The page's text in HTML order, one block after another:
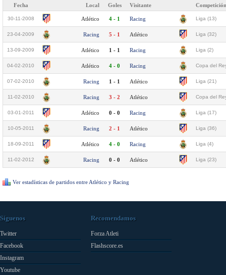
Fecha Local Goles Visitante Competición
30-11-2008 Atlético 4 - 1 Racing Liga (13)
23-04-2009 Racing 5 - 1 Atlético Liga (32)
13-09-2009 Atlético 1 - 1 Racing Liga (2)
04-02-2010 Atlético 4 - 0 Racing Copa del
07-02-2010 Racing 1 - 1 Atlético Liga (21)
11-02-2010 Racing 3 - 2 Atlético Copa del
03-01-2011 Atlético 0 - 0 Racing Liga (17)
10-05-2011 Racing 2 - 1 Atlético Liga (36)
18-09-2011 Atlético 4 - 0 Racing Liga (4)
11-02-2012 Racing 0 - 0 Atlético Liga (23)
Ver estadísticas de partidos entre Atlético y Racing
Síguenos
Twitter
Facebook
Instagram
Youtube
Recomendamos
Forza Atleti
Flashscore.es